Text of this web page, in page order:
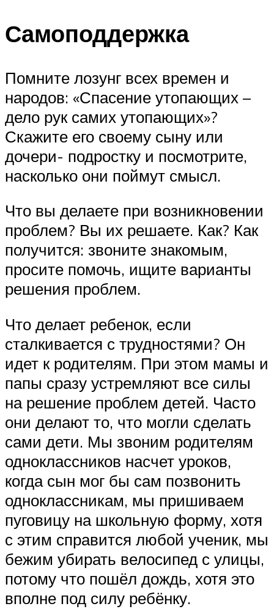
Самоподдержка
Помните лозунг всех времен и
народов: «Спасение утопающих –
дело рук самих утопающих»?
Скажите его своему сыну или
дочери- подростку и посмотрите,
насколько они поймут смысл.
Что вы делаете при возникновении
проблем? Вы их решаете. Как? Как
получится: звоните знакомым,
просите помочь, ищите варианты
решения проблем.
Что делает ребенок, если
сталкивается с трудностями? Он
идет к родителям. При этом мамы и
папы сразу устремляют все силы
на решение проблем детей. Часто
они делают то, что могли сделать
сами дети. Мы звоним родителям
одноклассников насчет уроков,
когда сын мог бы сам позвонить
одноклассникам, мы пришиваем
пуговицу на школьную форму, хотя
с этим справится любой ученик, мы
бежим убирать велосипед с улицы,
потому что пошёл дождь, хотя это
вполне под силу ребёнку.